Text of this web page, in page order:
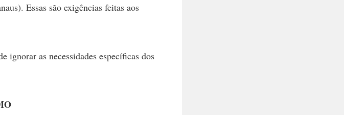
Essas são exigências feitas aos
ignorar as necessidades específicas dos